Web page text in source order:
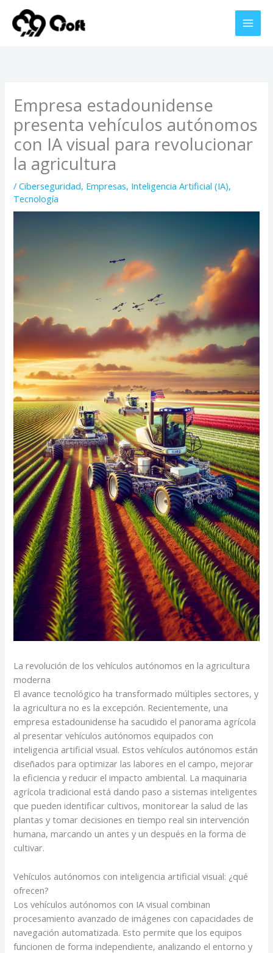
contenido
Empresa estadounidense
presenta vehículos autónomos
con IA visual para revolucionar
la agricultura
/Ciberseguridad, Empresas, Inteligencia Artificial (IA),
Tecnología
La revolución de los vehículos autónomos en la agricultura
moderna
El avance tecnológico ha transformado múltiples sectores, y
la agricultura no es la excepción. Recientemente, una
empresa estadounidense ha sacudido el panorama agrícola
al presentar vehículos autónomos equipados con
inteligencia artificial visual. Estos vehículos autónomos están
diseñados para optimizar las labores en el campo, mejorar
la eficiencia y reducir el impacto ambiental. La maquinaria
agrícola tradicional está dando paso a sistemas inteligentes
que pueden identificar cultivos, monitorear la salud de las
plantas y tomar decisiones en tiempo real sin intervención
humana, marcando un antes y un después en la forma de
cultivar.
Vehículos autónomos con inteligencia artificial visual: ¿qué
ofrecen?
Los vehículos autónomos con IA visual combinan
procesamiento avanzado de imágenes con capacidades de
navegación automatizada. Esto permite que los equipos
funcionen de forma independiente, analizando el entorno y